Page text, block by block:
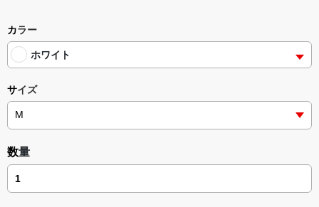
カラー
ホワイト
サイズ
数量